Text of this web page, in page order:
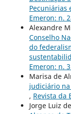
Pecuniárias
Emeron: n.
Alexandre
Conselho
do
Emeron: n.
Marisa de
judiciário
, Revista da
Jorge Luiz